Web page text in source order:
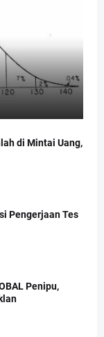
di Mintai Uang,
Pengerjaan Tes
Penipu,